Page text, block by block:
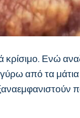
κρίσιμο. Ενώ
γύρω από τα